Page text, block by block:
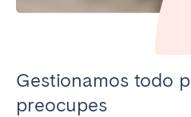
Gestionamos todo
preocupes